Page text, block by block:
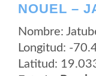
NOUEL –
Nombre:
Longitud: -
Latitud: